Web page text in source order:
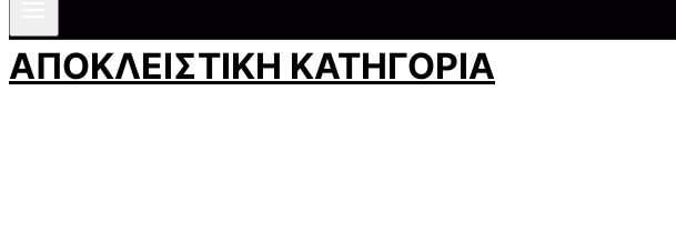
ΑΠΟΚΛΕΙΣΤΙΚΗ ΚΑΤΗΓΟΡΙΑ